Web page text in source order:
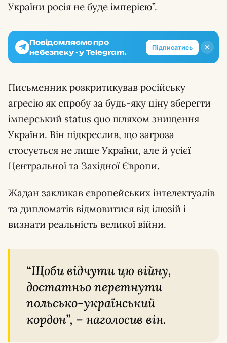
України росія не буде імперією”.
✕
Повідомляємо про
небезпеку - у Telegram.
Підписатись
Письменник розкритикував російську
агресію як спробу за будь-яку ціну зберегти
імперський status quo шляхом знищення
України. Він підкреслив, що загроза
стосується не лише України, але й усієї
Центральної та Західної Європи.
Жадан закликав європейських інтелектуалів
та дипломатів відмовитися від ілюзій і
визнати реальність великої війни.
“Щоби відчути цю війну,
достатньо перетнути
польсько-український
кордон”, – наголосив він.